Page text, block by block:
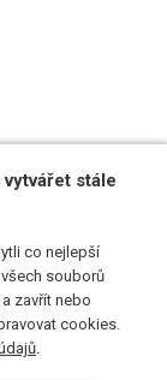
stále
co nejlepší
souborů
zavřít nebo
cookies.
.